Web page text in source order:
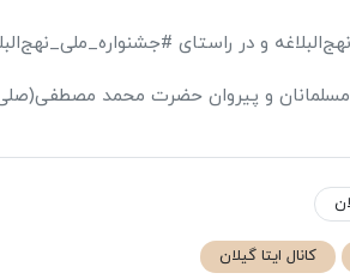
و در راستای
مسلمانان و پیروان حضرت محمد
کانال ایتا گیلان